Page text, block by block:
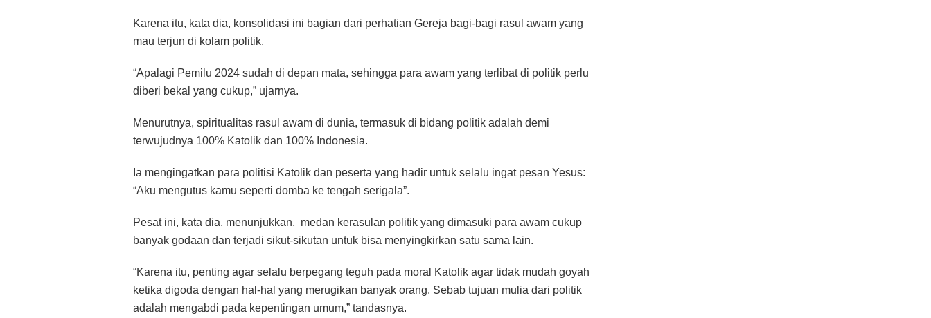
Karena itu, kata dia, konsolidasi ini bagian dari perhatian Gereja bagi-bagi rasul awam yang
mau terjun di kolam politik.
“Apalagi Pemilu 2024 sudah di depan mata, sehingga para awam yang terlibat di politik perlu
diberi bekal yang cukup,” ujarnya.
Menurutnya, spiritualitas rasul awam di dunia, termasuk di bidang politik adalah demi
terwujudnya 100% Katolik dan 100% Indonesia.
Ia mengingatkan para politisi Katolik dan peserta yang hadir untuk selalu ingat pesan Yesus:
“Aku mengutus kamu seperti domba ke tengah serigala”.
Pesat ini, kata dia, menunjukkan, medan kerasulan politik yang dimasuki para awam cukup
banyak godaan dan terjadi sikut-sikutan untuk bisa menyingkirkan satu sama lain.
“Karena itu, penting agar selalu berpegang teguh pada moral Katolik agar tidak mudah goyah
ketika digoda dengan hal-hal yang merugikan banyak orang. Sebab tujuan mulia dari politik
adalah mengabdi pada kepentingan umum,” tandasnya.